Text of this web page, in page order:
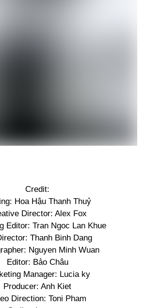
Credit:
Hoa Hậu Thanh Thuỷ
Director: Alex Fox
Editor: Tran Ngoc Lan Khue
Thanh Binh Dang
Nguyen Minh Wuan
Editor: Bảo Châu
Manager: Lucia ky
Producer: Anh Kiet
Direction: Toni Pham